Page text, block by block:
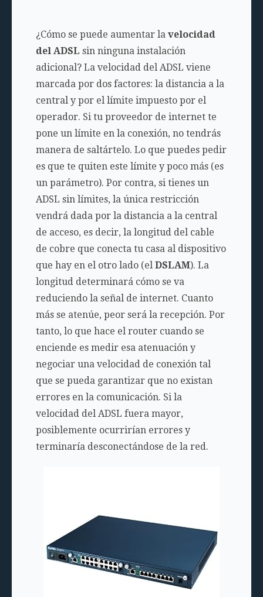
¿Cómo se puede aumentar lavelocidad
del ADSL sin ninguna instalación
adicional? La velocidad del ADSL viene
marcada por dos factores: la distancia a la
central y por el límite impuesto por el
operador. Si tu proveedor de internet te
pone un límite en la conexión, no tendrás
manera de saltártelo. Lo que puedes pedir
es que te quiten este límite y poco más (es
un parámetro). Por contra, si tienes un
ADSL sin límites, la única restricción
vendrá dada por la distancia a la central
de acceso, es decir, la longitud del cable
de cobre que conecta tu casa al dispositivo
que hay en el otro lado (el DSLAM). La
longitud determinará cómo se va
reduciendo la señal de internet. Cuanto
más se atenúe, peor será la recepción. Por
tanto, lo que hace el router cuando se
enciende es medir esa atenuación y
negociar una velocidad de conexión tal
que se pueda garantizar que no existan
errores en la comunicación. Si la
velocidad del ADSL fuera mayor,
posiblemente ocurrirían errores y
terminaría desconectándose de la red.